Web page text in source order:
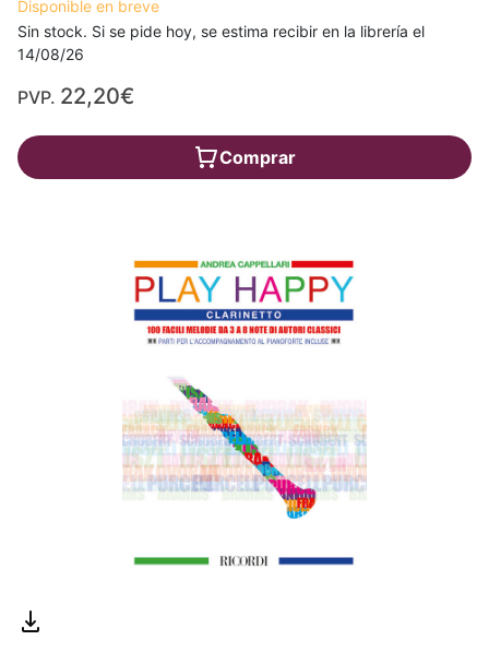
Disponible en breve
Sin stock. Si se pide hoy, se estima recibir en la librería el
14/08/26
PVP. 22,20€
Comprar